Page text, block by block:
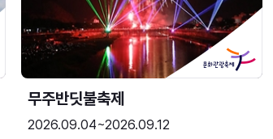
무주반딧불축제
2026.09.04~2026.09.12